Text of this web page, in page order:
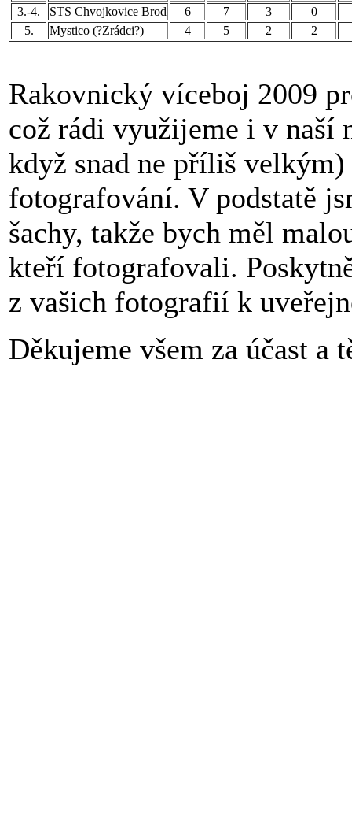
3.-4.
STS Chvojkovice Brod 6 7 3
0
5.
Mystico (?Zrádci?) 4 5 2 2
Rakovnický víceboj 2009
což rádi využijeme i v naší
když snad ne příliš velkým)
fotografování. V podstatě
šachy, takže bych měl
kteří fotografovali.
z vašich fotografií k
Děkujeme všem za účast a